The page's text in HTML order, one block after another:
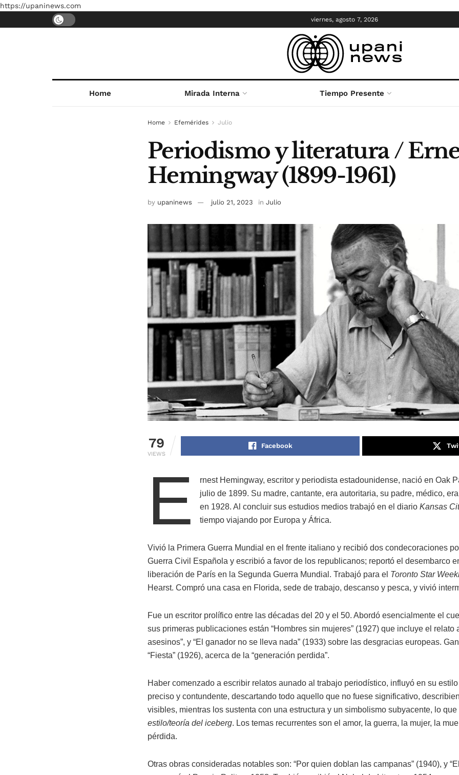
https://upaninews.com
viernes, agosto 7, 2026
Home Mirada Interna Tiempo Presente
Home Efemérides Julio
Periodismo y literatura /
Hemingway (1899-1961)
by upaninews julio 21, 2023 in Julio
79
VIEWS
Facebook
E
rnest Hemingway, escritor y periodista estadounidense, nació en Oak
julio de 1899. Su madre, cantante, era autoritaria, su padre, médico,
en 1928. Al concluir sus estudios medios trabajó en el diarioKansas
tiempo viajando por Europa y África.
Vivió la Primera Guerra Mundial en el frente italiano y recibió dos condecoraciones
Guerra Civil Española y escribió a favor de los republicanos; reportó el desembarco
liberación de París en la Segunda Guerra Mundial. Trabajó para el Toronto Star
Hearst. Compró una casa en Florida, sede de trabajo, descanso y pesca, y vivió
Fue un escritor prolífico entre las décadas del 20 y el 50. Abordó esencialmente el
sus primeras publicaciones están “Hombres sin mujeres” (1927) que incluye el relato
asesinos”, y “El ganador no se lleva nada” (1933) sobre las desgracias europeas.
“Fiesta” (1926), acerca de la “generación perdida”.
Haber comenzado a escribir relatos aunado al trabajo periodístico, influyó en su
preciso y contundente, descartando todo aquello que no fuese significativo,
visibles, mientras los sustenta con una estructura y un simbolismo subyacente, lo
estilo/teoría del iceberg. Los temas recurrentes son el amor, la guerra, la mujer, la
pérdida.
Otras obras consideradas notables son: “Por quien doblan las campanas” (1940), y